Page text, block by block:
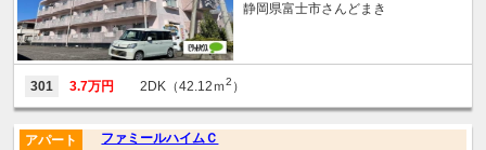
静岡県富士市さんどまき
301 3.7万円 2DK（42.12ｍ2 ）
ファミールハイムＣ
アパート